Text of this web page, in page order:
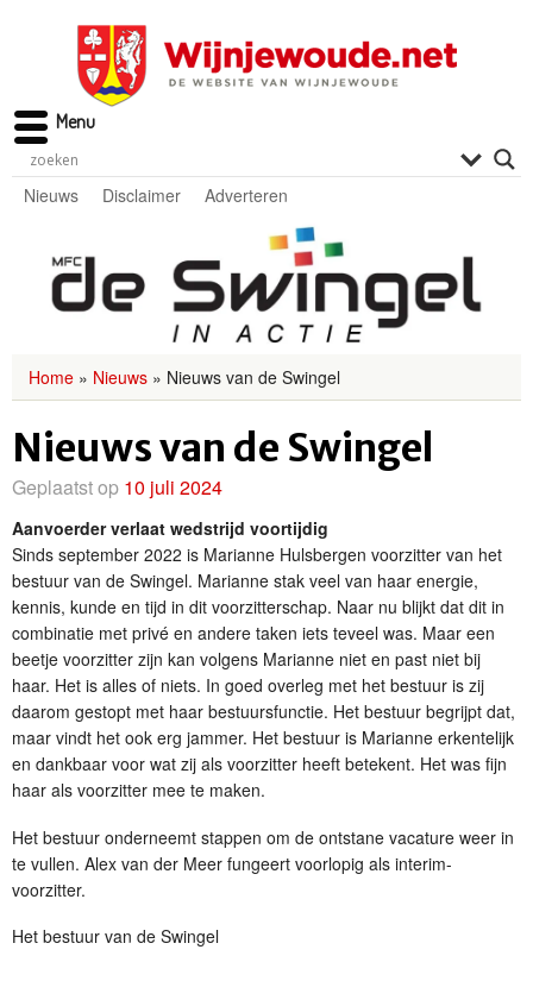
Nieuws Disclaimer Adverteren
Home » Nieuws » Nieuws van de Swingel
Nieuws van de Swingel
Geplaatst op 10 juli 2024
Aanvoerder verlaat wedstrijd voortijdig
Sinds september 2022 is Marianne Hulsbergen voorzitter van het
bestuur van de Swingel. Marianne stak veel van haar energie,
kennis, kunde en tijd in dit voorzitterschap. Naar nu blijkt dat dit in
combinatie met privé en andere taken iets teveel was. Maar een
beetje voorzitter zijn kan volgens Marianne niet en past niet bij
haar. Het is alles of niets. In goed overleg met het bestuur is zij
daarom gestopt met haar bestuursfunctie. Het bestuur begrijpt dat,
maar vindt het ook erg jammer. Het bestuur is Marianne erkentelijk
en dankbaar voor wat zij als voorzitter heeft betekent. Het was fijn
haar als voorzitter mee te maken.
Het bestuur onderneemt stappen om de ontstane vacature weer in
te vullen. Alex van der Meer fungeert voorlopig als interim-
voorzitter.
Het bestuur van de Swingel
Menu